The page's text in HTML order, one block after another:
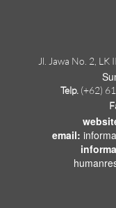
Jl. Jawa No. 2,
Telp. (+62)
email: